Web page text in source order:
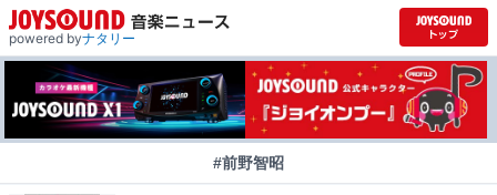
powered byナタリー
#前野智昭